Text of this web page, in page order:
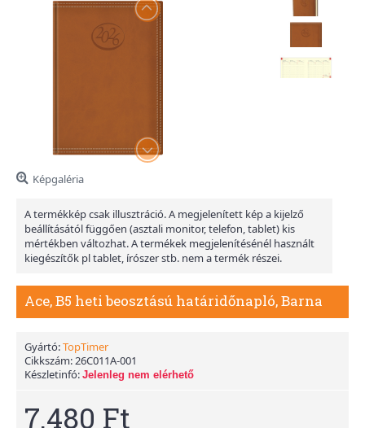
Képgaléria
A termékkép csak illusztráció. A megjelenített kép a kijelző
beállításától függően (asztali monitor, telefon, tablet) kis
mértékben változhat. A termékek megjelenítésénél használt
kiegészítők pl tablet, írószer stb. nem a termék részei.
Ace, B5 heti beosztású határidőnapló, Barna
Gyártó:TopTimer
Cikkszám:26C011A-001
Készletinfó: Jelenleg nem elérhető
7.480 Ft